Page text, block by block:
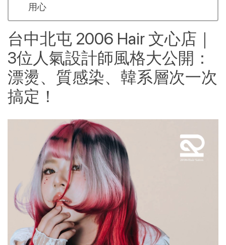
用心
台中北屯 2006 Hair 文心店｜
3位人氣設計師風格大公開：
漂燙、質感染、韓系層次一次
搞定！